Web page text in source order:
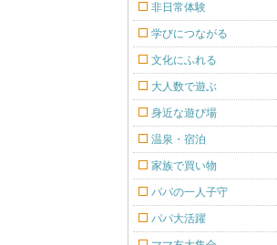
非日常体験
学びにつながる
文化にふれる
大人数で遊ぶ
身近な遊び場
温泉・宿泊
家族で買い物
パパの一人子守
パパ大活躍